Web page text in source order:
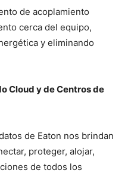
de acoplamiento
cerca del equipo,
y eliminando
Cloud y de Centros de
de Eaton nos brindan
proteger, alojar,
de todos los